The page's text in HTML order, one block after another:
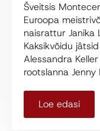
Šveitsis
Euroopa
naisrattur Janika
Kaksikvõidu
Alessandra
rootslanna Jenny
Loe edasi